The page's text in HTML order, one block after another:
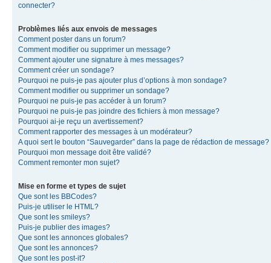
connecter?
Problèmes liés aux envois de messages
Comment poster dans un forum?
Comment modifier ou supprimer un message?
Comment ajouter une signature à mes messages?
Comment créer un sondage?
Pourquoi ne puis-je pas ajouter plus d’options à mon sondage?
Comment modifier ou supprimer un sondage?
Pourquoi ne puis-je pas accéder à un forum?
Pourquoi ne puis-je pas joindre des fichiers à mon message?
Pourquoi ai-je reçu un avertissement?
Comment rapporter des messages à un modérateur?
A quoi sert le bouton “Sauvegarder” dans la page de rédaction de message?
Pourquoi mon message doit être validé?
Comment remonter mon sujet?
Mise en forme et types de sujet
Que sont les BBCodes?
Puis-je utiliser le HTML?
Que sont les smileys?
Puis-je publier des images?
Que sont les annonces globales?
Que sont les annonces?
Que sont les post-it?